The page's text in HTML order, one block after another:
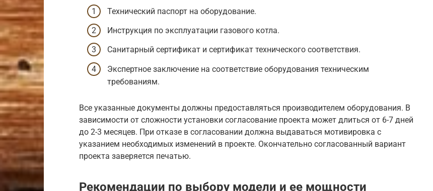
Технический паспорт на оборудование.
Инструкция по эксплуатации газового котла.
Санитарный сертификат и сертификат технического соответствия.
Экспертное заключение на соответствие оборудования техническим
требованиям.
Все указанные документы должны предоставляться производителем оборудования. В
зависимости от сложности установки согласование проекта может длиться от 6-7 дней
до 2-3 месяцев. При отказе в согласовании должна выдаваться мотивировка с
указанием необходимых изменений в проекте. Окончательно согласованный вариант
проекта заверяется печатью.
Рекомендации по выбору модели и ее мощности